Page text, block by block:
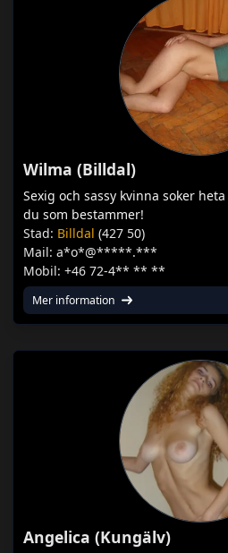
Wilma (Billdal)
Sexig och sassy kvinna soker
du som bestammer!
Stad: Billdal (427 50)
Mail: a*o*@*****.***
Mobil: +46 72-4** ** **
Mer information
Angelica (Kungälv)